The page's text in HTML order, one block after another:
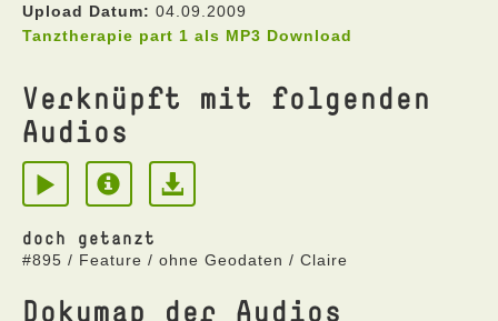
Upload Datum: 04.09.2009
Tanztherapie part 1 als MP3 Download
Verknüpft mit folgenden
Audios
doch getanzt
#895 / Feature / ohne Geodaten / Claire
Dokumap der Audios